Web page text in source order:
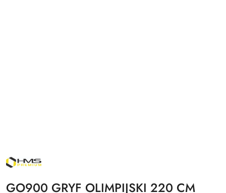
NAZWA
PRODUCENTA:
GO900 GRYF OLIMPIJSKI 220 CM